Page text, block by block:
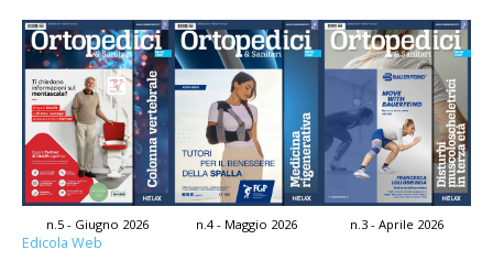
n.5 - Giugno 2026 n.4 - Maggio 2026 n.3 - Aprile 2026
Edicola Web